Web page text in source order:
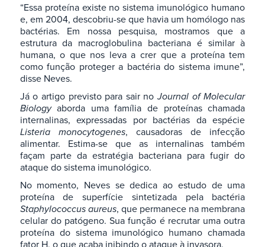
“Essa proteína existe no sistema imunológico humano
e, em 2004, descobriu-se que havia um homólogo nas
bactérias. Em nossa pesquisa, mostramos que a
estrutura da macroglobulina bacteriana é similar à
humana, o que nos leva a crer que a proteína tem
como função proteger a bactéria do sistema imune”,
disse Neves.
Já o artigo previsto para sair noJournal of Molecular
Biologyaborda uma família de proteínas chamada
internalinas, expressadas por bactérias da espécie
Listeria monocytogenes, causadoras de infecção
alimentar. Estima-se que as internalinas também
façam parte da estratégia bacteriana para fugir do
ataque do sistema imunológico.
No momento, Neves se dedica ao estudo de uma
proteína de superfície sintetizada pela bactéria
Staphylococcus aureus, que permanece na membrana
celular do patógeno. Sua função é recrutar uma outra
proteína do sistema imunológico humano chamada